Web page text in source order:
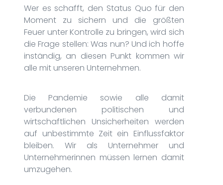
Wer es schafft, den Status Quo für den
Moment zu sichern und die größten
Feuer unter Kontrolle zu bringen, wird sich
die Frage stellen: Was nun? Und ich hoffe
inständig, an diesen Punkt kommen wir
alle mit unseren Unternehmen.
Die Pandemie sowie alle damit
verbundenen politischen und
wirtschaftlichen Unsicherheiten werden
auf unbestimmte Zeit ein Einflussfaktor
bleiben. Wir als Unternehmer und
Unternehmerinnen müssen lernen damit
umzugehen.